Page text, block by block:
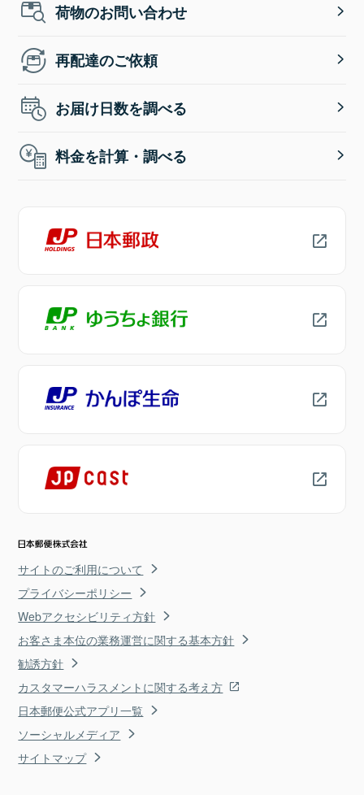
荷物のお問い合わせ
再配達のご依頼
お届け日数を調べる
料金を計算・調べる
サイトのご利用について
プライバシーポリシー
Webアクセシビリティ方針
お客さま本位の業務運営に関する基本方針
勧誘方針
カスタマーハラスメントに関する考え方
日本郵便公式アプリ一覧
ソーシャルメディア
サイトマップ